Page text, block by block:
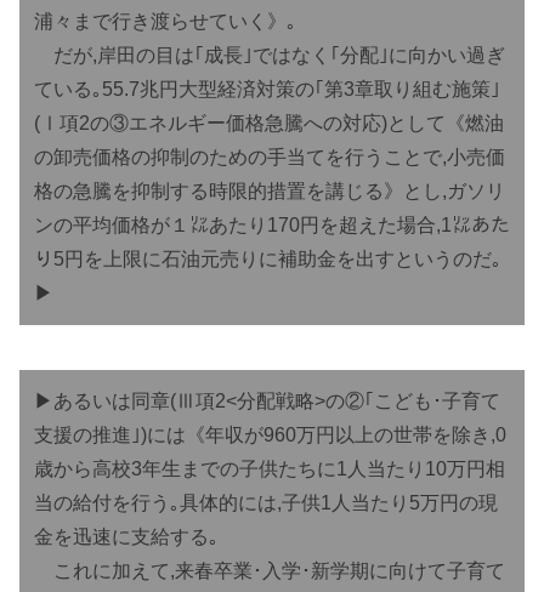
浦々まで行き渡らせていく》｡
だが,岸田の目は｢成長｣ではなく｢分配｣に向かい過ぎ
ている｡55.7兆円大型経済対策の｢第3章取り組む施策｣
(Ⅰ項2の③エネルギー価格急騰への対応)として《燃油
の卸売価格の抑制のための手当てを行うことで,小売価
格の急騰を抑制する時限的措置を講じる》とし,ガソリ
ンの平均価格が１㍑あたり170円を超えた場合,1㍑あた
り5円を上限に石油元売りに補助金を出すというのだ｡
▶︎
▶︎あるいは同章(Ⅲ項2<分配戦略>の②｢こども･子育て
支援の推進｣)には《年収が960万円以上の世帯を除き,0
歳から高校3年生までの子供たちに1人当たり10万円相
当の給付を行う｡具体的には,子供1人当たり5万円の現
金を迅速に支給する｡
これに加えて,来春卒業･入学･新学期に向けて子育て